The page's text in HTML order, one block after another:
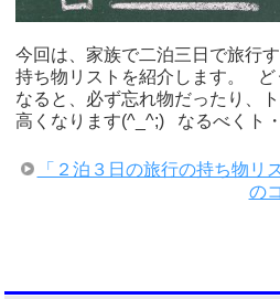
今回は、家族で二泊三日で旅行
持ち物リストを紹介します。 ど
なると、必ず忘れ物だったり、
高くなります(^_^;) なるべくト
「２泊３日の旅行の持ち物リ
の